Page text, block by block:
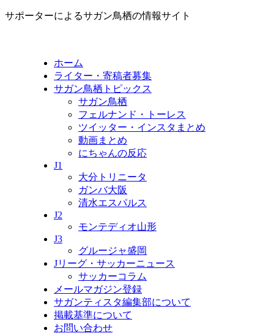
サポーターによるサガン鳥栖の情報サイト
ホーム
ライター・寄稿者募集
サガン鳥栖トピックス
サガン鳥栖
フェルナンド・トーレス
ツイッター・インスタまとめ
動画まとめ
にちゃんの反応
J1
大分トリニータ
ガンバ大阪
清水エスパルス
J2
モンテディオ山形
J3
グルージャ盛岡
Jリーグ・サッカーニュース
サッカーコラム
メールマガジン登録
サガンティスタ編集部について
掲載基準について
お問い合わせ